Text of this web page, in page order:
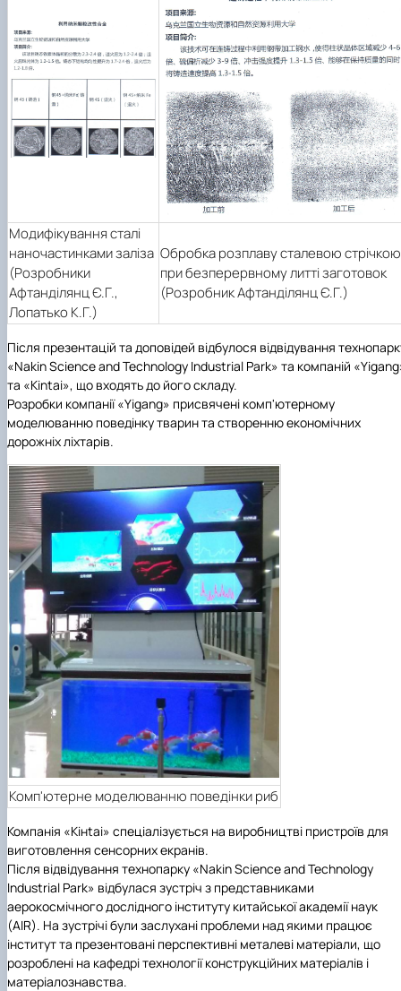
Модифікування сталі
наночастинками заліза
(Розробники
Афтанділянц Є.Г.,
Лопатько К.Г.)
Обробка розплаву сталевою стрічкою
при безперервному литті заготовок
(Розробник Афтанділянц Є.Г.)
Після презентацій та доповідей відбулося відвідування
«Nakin Science and Technology Industrial Park» та компаній
та «Kintai», що входять до його складу.
Розробки компанії «Yigang» присвячені комп'ютерному
моделюванню поведінку тварин та створенню економічних
дорожніх ліхтарів.
Комп'ютерне моделюванню поведінки риб
Компанія «Kінtаi» спеціалізується на виробництві пристроїв для
виготовлення сенсорних екранів.
Після відвідування технопарку «Nakin Science and Technology
Industrial Park» відбулася зустріч з представниками
аерокосмічного дослідного інституту китайської академії наук
(AIR). На зустрічі були заслухані проблеми над якими працює
інститут та презентовані перспективні металеві матеріали, що
розроблені на кафедрі технології конструкційних матеріалів і
матеріалознавства.